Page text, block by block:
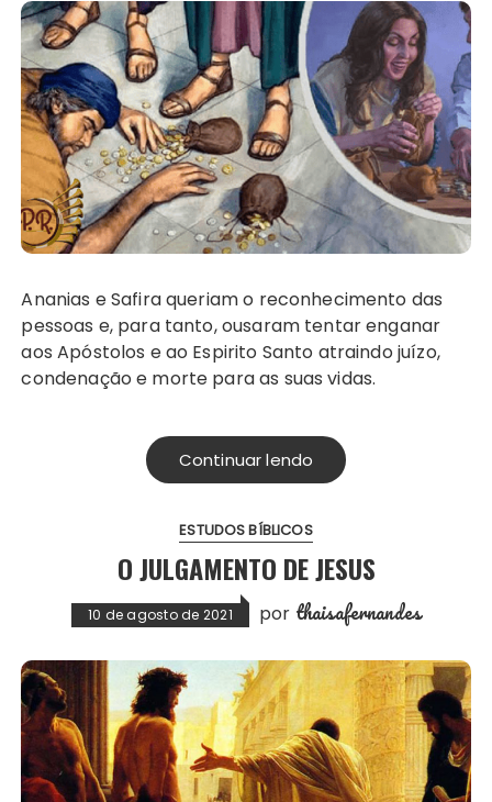
Ananias e Safira queriam o reconhecimento das
pessoas e, para tanto, ousaram tentar enganar
aos Apóstolos e ao Espirito Santo atraindo juízo,
condenação e morte para as suas vidas.
Continuar lendo
ESTUDOS BÍBLICOS
O JULGAMENTO DE JESUS
10 de agosto de 2021 por thaisafernandes